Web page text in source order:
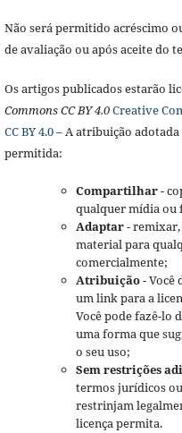
Não será permitido acréscimo
de avaliação ou após aceite do
Os artigos publicados estarão
Commons CC BY 4.0Creative
CC BY 4.0– A atribuição adotada
permitida:
Compartilhar-
qualquer mídia ou
Adaptar- remixar,
material para
comercialmente;
Atribuição- Você
um link para a
Você pode fazê-lo
uma forma que
o seu uso;
Sem restrições
termos jurídicos
restrinjam
licença permita.